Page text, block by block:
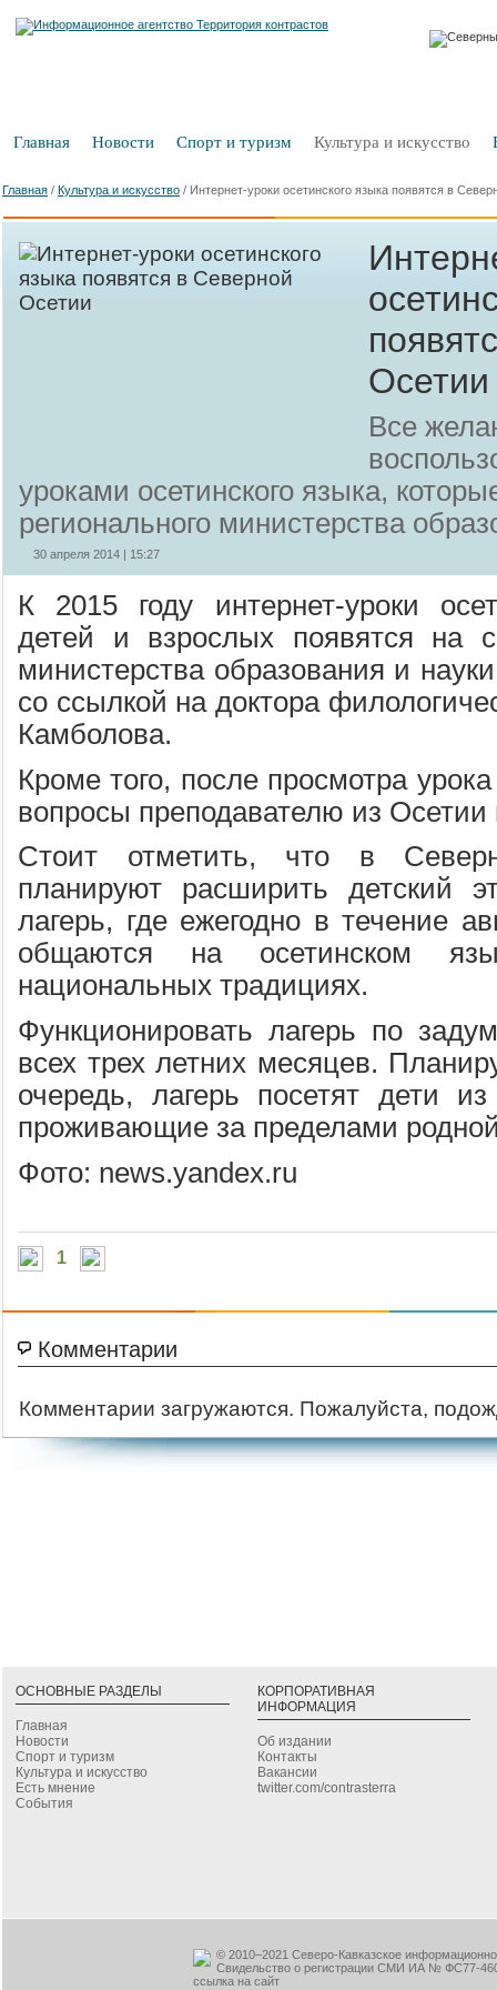
Главная Новости Спорт и туризм Культура и искусство
Главная / Культура и искусство / Интернет-уроки осетинского языка появятся в
Осетии
Все
уроками осетинского языка,
регионального министерства
30 апреля 2014 | 15:27
К 2015 году интернет-уроки
детей и взрослых появятся на
министерства образования и
со ссылкой на доктора
Камболова.
Кроме того, после просмотра
вопросы преподавателю из Осетии
Стоит отметить, что в
планируют расширить детский
лагерь, где ежегодно в течение
общаются на осетинском
национальных традициях.
Функционировать лагерь по
всех трех летних месяцев.
очередь, лагерь посетят дети
проживающие за пределами
Фото: news.yandex.ru
1
Комментарии
Комментарии загружаются. Пожалуйста,
ОСНОВНЫЕ РАЗДЕЛЫ
Главная
Новости
Спорт и туризм
Культура и искусство
Есть мнение
События
КОРПОРАТИВНАЯ
ИНФОРМАЦИЯ
Об издании
Контакты
Вакансии
twitter.com/contrasterra
© 2010–2021 Северо-Кавказское
Свидельство о регистрации СМИ ИА № ФС77-
ссылка на сайт